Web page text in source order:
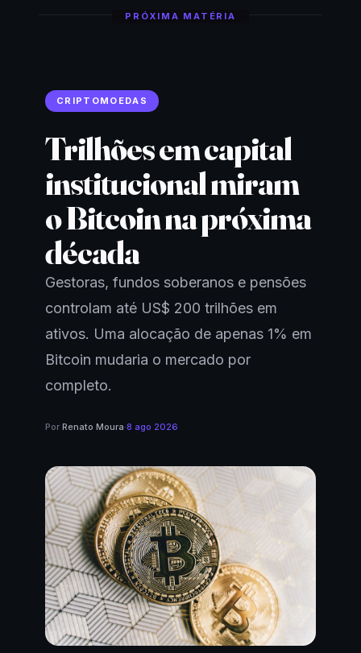
PRÓXIMA MATÉRIA
CRIPTOMOEDAS
Trilhões em capital
institucional miram
o Bitcoin na próxima
década
Gestoras, fundos soberanos e pensões
controlam até US$ 200 trilhões em
ativos. Uma alocação de apenas 1% em
Bitcoin mudaria o mercado por
completo.
Por Renato Moura·8 ago 2026